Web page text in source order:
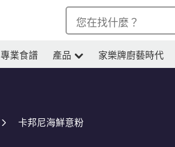
您在找什麼？
專業食譜 產品 家樂牌廚藝時代
卡邦尼海鮮意粉